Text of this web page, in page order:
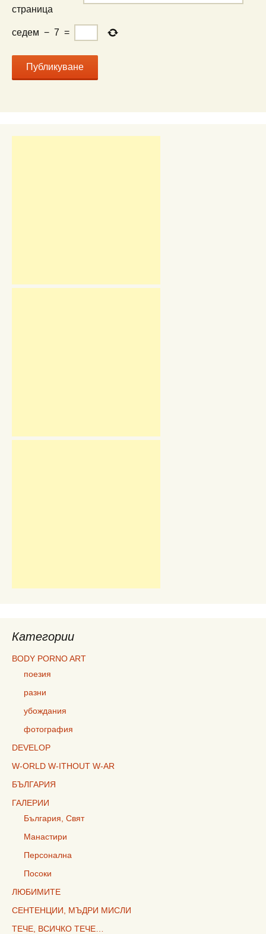
страница
седем − 7 =
Категории
BODY PORNO ART
поезия
разни
убождания
фотография
DEVELOP
W-ORLD W-ITHOUT W-AR
БЪЛГАРИЯ
ГАЛЕРИИ
България, Свят
Манастири
Персонална
Посоки
ЛЮБИМИТЕ
СЕНТЕНЦИИ, МЪДРИ МИСЛИ
ТЕЧЕ, ВСИЧКО ТЕЧЕ…